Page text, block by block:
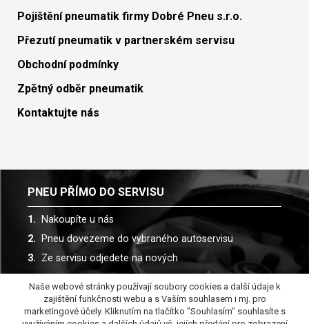
Pojištění pneumatik firmy Dobré Pneu s.r.o.
Přezutí pneumatik v partnerském servisu
Obchodní podmínky
Zpětný odběr pneumatik
Kontaktujte nás
PNEU PŘÍMO DO SERVISU
Nakoupíte u nás
Pneu dovezeme do vybraného autoservisu
Ze servisu odjedete na nových
Spolupracujeme s více než 30 autoservisy
Naše webové stránky používají soubory cookies a další údaje k
zajištění funkčnosti webu a s Vaším souhlasem i mj. pro
marketingové účely. Kliknutím na tlačítko "Souhlasím" souhlasíte s